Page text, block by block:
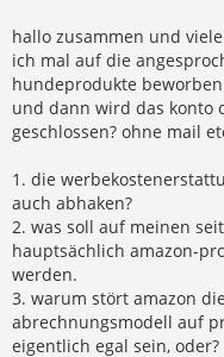
r
a
g
hallo zusammen und
ich mal auf die
hundeprodukte
und dann wird das konto
geschlossen? ohne mail
1. die
auch abhaken?
2. was soll auf meinen
hauptsächlich amazon-
werden.
3. warum stört amazon
abrechnungsmodell auf
eigentlich egal sein, oder?